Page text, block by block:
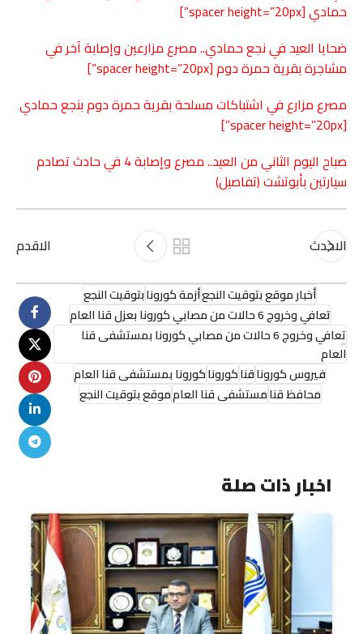
حمادي[spacer height=”20px”]
ضحايا العيد في نجع حمادي.. مصرع مزارعين وإصابة آخر في
مشاجرة بقرية حمرة دوم[spacer height=”20px”]
مصرع مزارع في اشتباكات مسلحة بقرية حمرة دوم بنجع حمادي
[spacer height=”20px”]
صباح اليوم الثاني من العيد.. مصرع وإصابة 4 في حادث تصادم
سيارتين بأبوتشت (تفاصيل)
الاحدث الاقدم
أخبار موقع بتوقيت النجعأزمة كورونابتوقيت النجع
تعافي وخروج 6 حالات من مصابي كورونا بعزل قنا العام
تعافي وخروج 6 حالات من مصابي كورونا بمستشفى قنا
العام
فيروس كوروناقناكوروناكورونا بمستشفى قنا العام
محافظ قنامستشفى قنا العامموقع بتوقيت النجع
اخبار ذات صلة